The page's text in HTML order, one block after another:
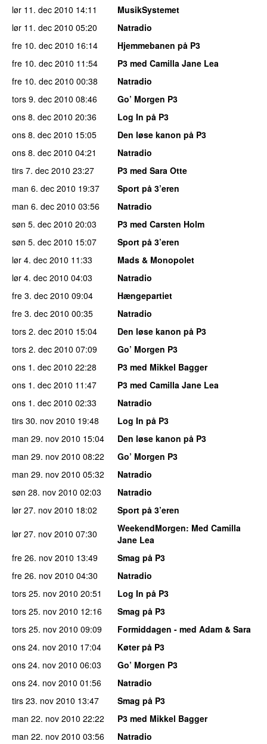
lør 11. dec 2010 14:11
MusikSystemet
lør 11. dec 2010 05:20
Natradio
fre 10. dec 2010 16:14
Hjemmebanen på P3
fre 10. dec 2010 11:54
P3 med Camilla Jane Lea
fre 10. dec 2010 00:38
Natradio
tors 9. dec 2010 08:46
Go’ Morgen P3
ons 8. dec 2010 20:36
Log In på P3
ons 8. dec 2010 15:05
Den løse kanon på P3
ons 8. dec 2010 04:21
Natradio
tirs 7. dec 2010 23:27
P3 med Sara Otte
man 6. dec 2010 19:37
Sport på 3’eren
man 6. dec 2010 03:56
Natradio
søn 5. dec 2010 20:03
P3 med Carsten Holm
søn 5. dec 2010 15:07
Sport på 3’eren
lør 4. dec 2010 11:33
Mads & Monopolet
lør 4. dec 2010 04:03
Natradio
fre 3. dec 2010 09:04
Hængepartiet
fre 3. dec 2010 00:35
Natradio
tors 2. dec 2010 15:04
Den løse kanon på P3
tors 2. dec 2010 07:09
Go’ Morgen P3
ons 1. dec 2010 22:28
P3 med Mikkel Bagger
ons 1. dec 2010 11:47
P3 med Camilla Jane Lea
ons 1. dec 2010 02:33
Natradio
tirs 30. nov 2010 19:48
Log In på P3
man 29. nov 2010 15:04
Den løse kanon på P3
man 29. nov 2010 08:22
Go’ Morgen P3
man 29. nov 2010 05:32
Natradio
søn 28. nov 2010 02:03
Natradio
lør 27. nov 2010 18:02
Sport på 3’eren
lør 27. nov 2010 07:30 WeekendMorgen: Med Camilla
Jane Lea
fre 26. nov 2010 13:49
Smag på P3
fre 26. nov 2010 04:30
Natradio
tors 25. nov 2010 20:51
Log In på P3
tors 25. nov 2010 12:16
Smag på P3
tors 25. nov 2010 09:09
Formiddagen - med Adam & Sara
ons 24. nov 2010 17:04
Køter på P3
ons 24. nov 2010 06:03
Go’ Morgen P3
ons 24. nov 2010 01:56
Natradio
tirs 23. nov 2010 13:47
Smag på P3
man 22. nov 2010 22:22
P3 med Mikkel Bagger
man 22. nov 2010 03:56 Natradio